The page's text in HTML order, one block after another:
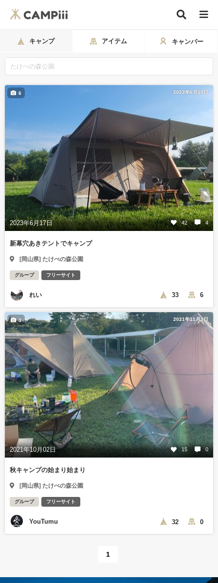
キャンプ アイテム キャンパー
2023年6月19日
2023年6月17日 42 4
6
新幕穴あきテントでキャンプ
[岡山県] たけべの森公園
グループ フリーサイト
れい 33 6
2021年11月3日
2021年10月02日 15 0
3
秋キャンプの始まり始まり
[岡山県] たけべの森公園
グループ フリーサイト
YouTumu 32 0
1